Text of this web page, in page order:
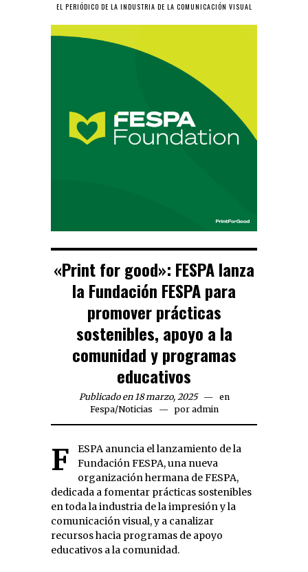
EL PERIÓDICO DE LA INDUSTRIA DE LA COMUNICACIÓN VISUAL
«Print for good»: FESPA lanza
la Fundación FESPA para
promover prácticas
sostenibles, apoyo a la
comunidad y programas
educativos
Publicado en 18 marzo, 2025
en
Fespa/Noticias por admin
FESPA anuncia el lanzamiento de la
Fundación FESPA, una nueva
organización hermana de FESPA,
dedicada a fomentar prácticas sostenibles
en toda la industria de la impresión y la
comunicación visual, y a canalizar
recursos hacia programas de apoyo
educativos a la comunidad.